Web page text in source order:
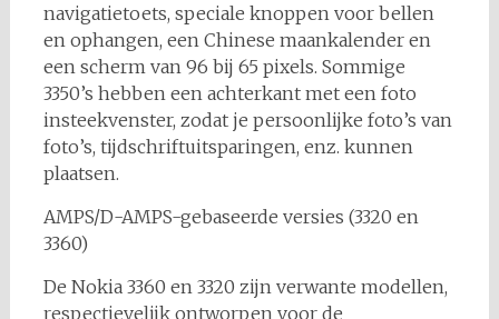
navigatietoets, speciale knoppen voor bellen
en ophangen, een Chinese maankalender en
een scherm van 96 bij 65 pixels. Sommige
3350’s hebben een achterkant met een foto
insteekvenster, zodat je persoonlijke foto’s van
foto’s, tijdschriftuitsparingen, enz. kunnen
plaatsen.
AMPS/D-AMPS-gebaseerde versies (3320 en
3360)
De Nokia 3360 en 3320 zijn verwante modellen,
respectievelijk ontworpen voor de